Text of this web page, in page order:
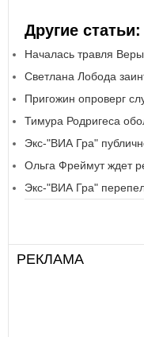
Другие статьи:
Началась травля
Светлана Лобода
Пригожин опроверг
Тимура Родригеса
Экс-"ВИА Гра"
Ольга Фреймут ждет
Экс-"ВИА Гра"
РЕКЛАМА